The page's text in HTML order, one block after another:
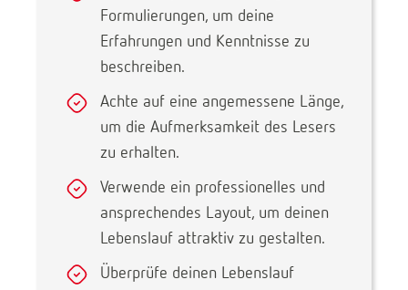
Formulierungen, um deine
Erfahrungen und Kenntnisse zu
beschreiben.
Achte auf eine angemessene Länge,
um die Aufmerksamkeit des Lesers
zu erhalten.
Verwende ein professionelles und
ansprechendes Layout, um deinen
Lebenslauf attraktiv zu gestalten.
Überprüfe deinen Lebenslauf